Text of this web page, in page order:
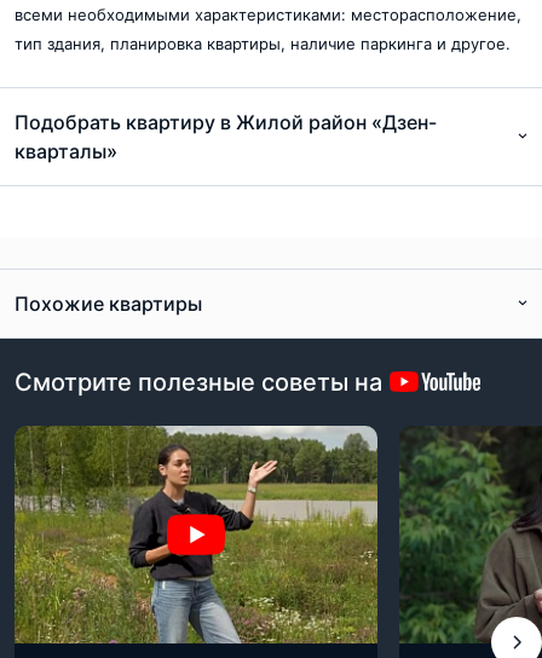
всеми необходимыми характеристиками: месторасположение,
тип здания, планировка квартиры, наличие паркинга и другое.
Подобрать квартиру в Жилой район «Дзен-
кварталы»
Похожие квартиры
Смотрите полезные советы на